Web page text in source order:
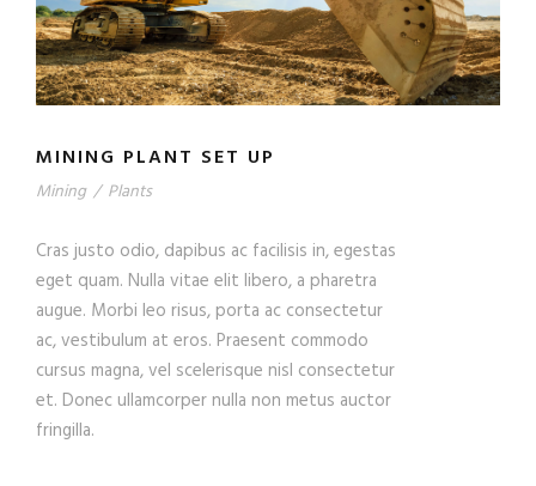
MINING PLANT SET UP
Mining / Plants
Cras justo odio, dapibus ac facilisis in, egestas
eget quam. Nulla vitae elit libero, a pharetra
augue. Morbi leo risus, porta ac consectetur
ac, vestibulum at eros. Praesent commodo
cursus magna, vel scelerisque nisl consectetur
et. Donec ullamcorper nulla non metus auctor
fringilla.